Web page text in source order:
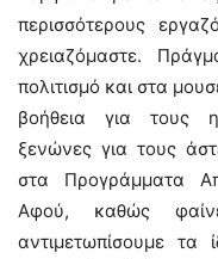
περισσότερους
χρειαζόμαστε.
πολιτισμό και στα
βοήθεια για τους
ξενώνες για τους
στα Προγράμματα
Αφού, καθώς
αντιμετωπίσουμε τα